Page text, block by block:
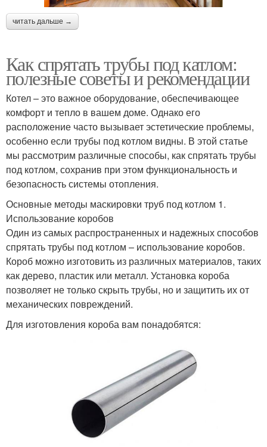
читать дальше →
Как спрятать трубы под катлом:
полезные советы и рекомендации
Котел – это важное оборудование, обеспечивающее
комфорт и тепло в вашем доме. Однако его
расположение часто вызывает эстетические проблемы,
особенно если трубы под котлом видны. В этой статье
мы рассмотрим различные способы, как спрятать трубы
под котлом, сохранив при этом функциональность и
безопасность системы отопления.
Основные методы маскировки труб под котлом 1.
Использование коробов
Один из самых распространенных и надежных способов
спрятать трубы под котлом – использование коробов.
Короб можно изготовить из различных материалов, таких
как дерево, пластик или металл. Установка короба
позволяет не только скрыть трубы, но и защитить их от
механических повреждений.
Для изготовления короба вам понадобятся: